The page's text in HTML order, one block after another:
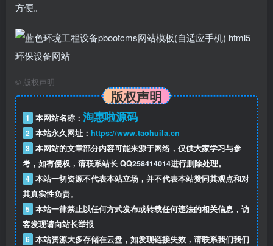
方便。
© 版权声明
版权声明
1 本网站名称： 淘惠啦源码
2 本站永久网址： https://www.taohuila.cn
3 本网站的文章部分内容可能来源于网络，仅供大家学习与参
考，如有侵权，请联系站长 QQ258414014进行删除处理。
4 本站一切资源不代表本站立场，并不代表本站赞同其观点和对
其真实性负责。
5 本站一律禁止以任何方式发布或转载任何违法的相关信息，访
客发现请向站长举报
6 本站资源大多存储在云盘，如发现链接失效，请联系我们我们